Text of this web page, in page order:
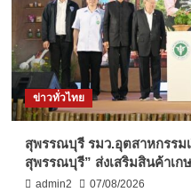
ข่าวทั่วไทย
สุพรรณบุรี รมว.อุตสาหกรรม
สุพรรณบุรี” ส่งเสริมสินค้าเก
admin2 07/08/2026